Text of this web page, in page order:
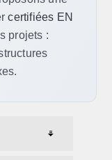
certifiées EN
projets :